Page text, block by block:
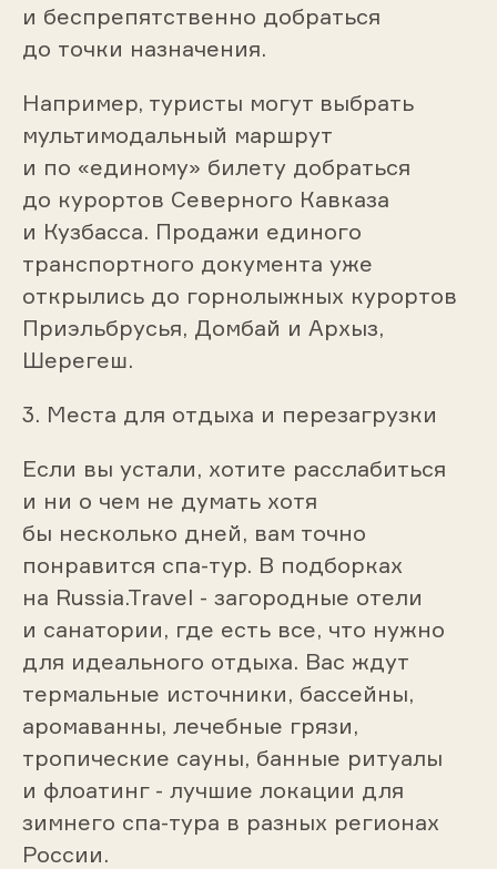
и беспрепятственно добраться
до точки назначения.
Например, туристы могут выбрать
мультимодальный маршрут
и по «единому» билету добраться
до курортов Северного Кавказа
и Кузбасса. Продажи единого
транспортного документа уже
открылись до горнолыжных курортов
Приэльбрусья, Домбай и Архыз,
Шерегеш.
3. Места для отдыха и перезагрузки
Если вы устали, хотите расслабиться
и ни о чем не думать хотя
бы несколько дней, вам точно
понравится спа-тур. В подборках
на Russia.Travel - загородные отели
и санатории, где есть все, что нужно
для идеального отдыха. Вас ждут
термальные источники, бассейны,
аромаванны, лечебные грязи,
тропические сауны, банные ритуалы
и флоатинг - лучшие локации для
зимнего спа-тура в разных регионах
России.